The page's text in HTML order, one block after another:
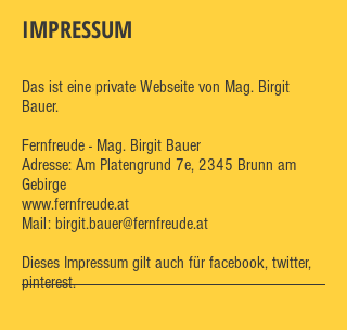
IMPRESSUM
Das ist eine private Webseite von Mag. Birgit
Bauer.
Fernfreude - Mag. Birgit Bauer
Adresse: Am Platengrund 7e, 2345 Brunn am
Gebirge
www.fernfreude.at
Mail: birgit.bauer@fernfreude.at
Dieses Impressum gilt auch für facebook, twitter,
pinterest.